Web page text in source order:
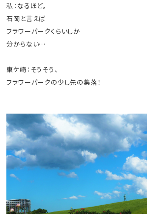
私：なるほど。
石岡と言えば
フラワーパークくらいしか
分からない…
東ケ崎：そうそう、
フラワーパークの少し先の集落！